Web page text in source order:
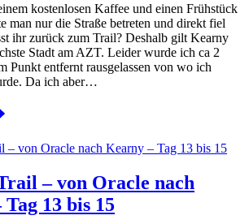
kostenlosen Kaffee und einen Frühstück
man nur die Straße betreten und direkt fiel
ihr zurück zum Trail? Deshalb gilt Kearny
Stadt am AZT. Leider wurde ich ca 2
Punkt entfernt rausgelassen von wo ich
Da ich aber…
– von Oracle nach
13 bis 15